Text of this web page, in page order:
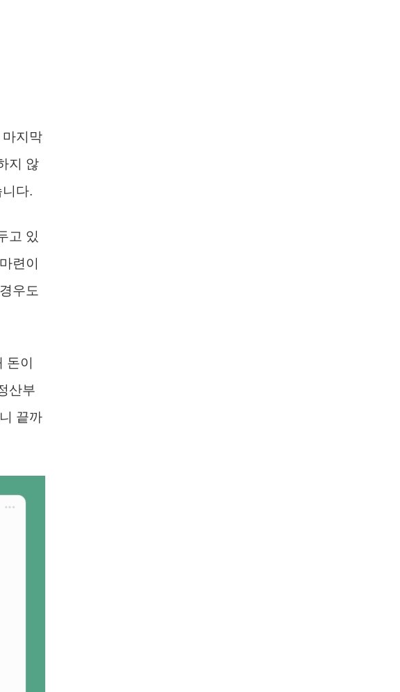
지막
지 않
다.
고 있
련이
우도
이
산부
끝까